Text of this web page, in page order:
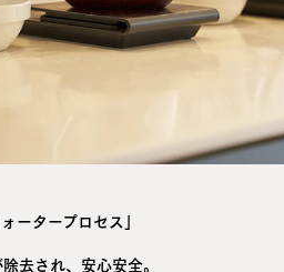
ータープロセス」
去され、安心安全。